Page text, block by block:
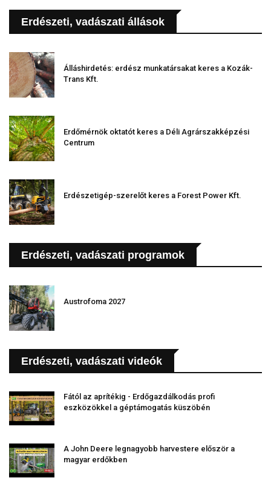
Erdészeti, vadászati állások
Álláshirdetés: erdész munkatársakat keres a Kozák-
Trans Kft.
Erdőmérnök oktatót keres a Déli Agrárszakképzési
Centrum
Erdészetigép-szerelőt keres a Forest Power Kft.
Erdészeti, vadászati programok
Austrofoma 2027
Erdészeti, vadászati videók
Fától az aprítékig - Erdőgazdálkodás profi
eszközökkel a géptámogatás küszöbén
A John Deere legnagyobb harvestere először a
magyar erdőkben